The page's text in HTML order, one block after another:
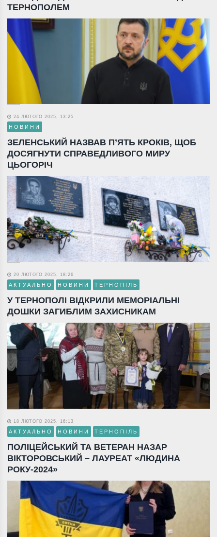
ТЕРНОПОЛЕМ
24 ЛЮТОГО 2025, 13:25
НОВИНИ
ЗЕЛЕНСЬКИЙ НАЗВАВ П’ЯТЬ КРОКІВ, ЩОБ
ДОСЯГНУТИ СПРАВЕДЛИВОГО МИРУ
ЦЬОГОРІЧ
20 ЛЮТОГО 2025, 18:26
АКТУАЛЬНО НОВИНИ ТЕРНОПІЛЬ
У ТЕРНОПОЛІ ВІДКРИЛИ МЕМОРІАЛЬНІ
ДОШКИ ЗАГИБЛИМ ЗАХИСНИКАМ
18 ЛЮТОГО 2025, 16:13
АКТУАЛЬНО НОВИНИ ТЕРНОПІЛЬ
ПОЛІЦЕЙСЬКИЙ ТА ВЕТЕРАН НАЗАР
ВІКТОРОВСЬКИЙ – ЛАУРЕАТ «ЛЮДИНА
РОКУ-2024»